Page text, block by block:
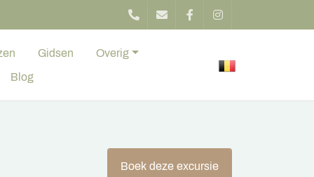
Gidsen Overig
Blog
Boek deze excursie